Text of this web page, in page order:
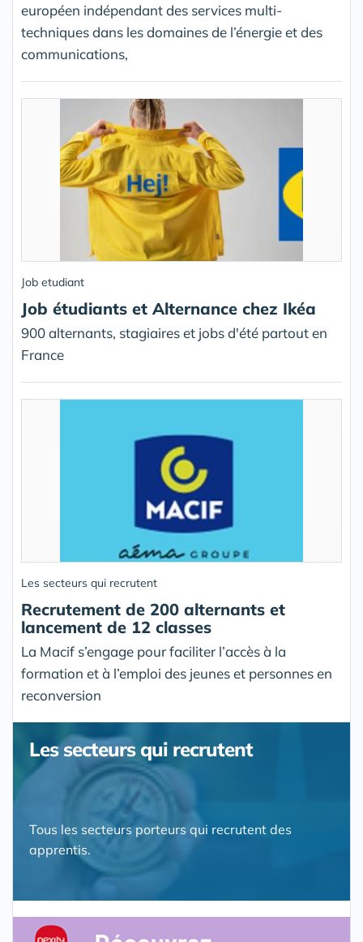
européen indépendant des services multi-
techniques dans les domaines de l’énergie et des
communications,
Job etudiant
Job étudiants et Alternance chez Ikéa
900 alternants, stagiaires et jobs d'été partout en
France
Les secteurs qui recrutent
Recrutement de 200 alternants et
lancement de 12 classes
La Macif s’engage pour faciliter l’accès à la
formation et à l’emploi des jeunes et personnes en
reconversion
Les secteurs qui recrutent
Tous les secteurs porteurs qui recrutent des
apprentis.